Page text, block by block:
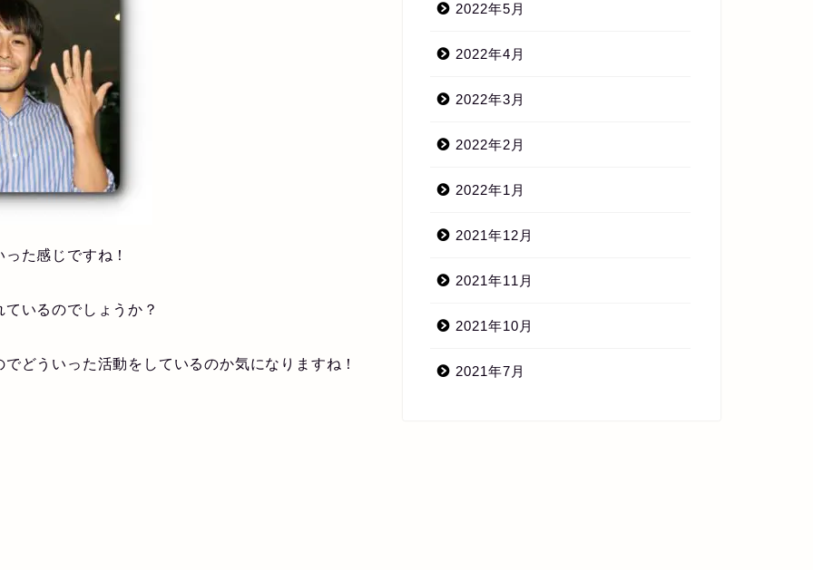
った感じですね！
いるのでしょうか？
どういった活動をしているのか気になりますね！
2022年5月
2022年4月
2022年3月
2022年2月
2022年1月
2021年12月
2021年11月
2021年10月
2021年7月